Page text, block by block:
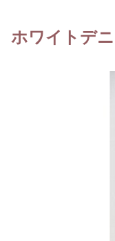
ホワイトデ